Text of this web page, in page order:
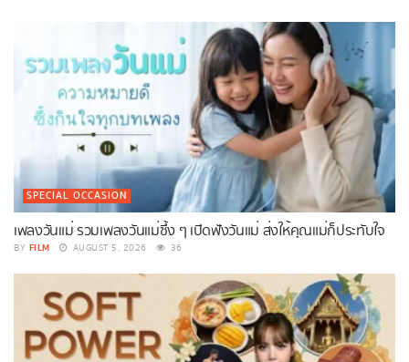
SPECIAL OCCASION
เพลงวันแม่ รวมเพลงวันแม่ซึ้ง ๆ เปิดฟังวันแม่ ส่งให้คุณแม่ก็ประทับใจ
BY FILM AUGUST 5, 2026 36